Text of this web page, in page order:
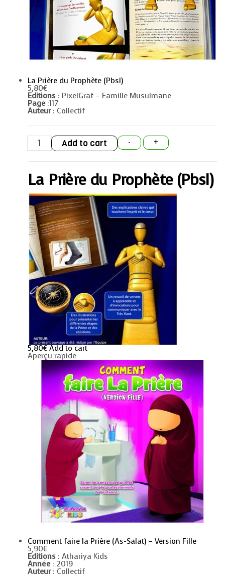
La Prière du Prophète (Pbsl)
5,80€
Editions : PixelGraf – Famille Musulmane
Page:117
Auteur : Collectif
-
La
Prière
du
quantity
+
Add to cart
La Prière du Prophète (Pbsl)
5,80€ Add to cart
Aperçu rapide
Comment faire la Prière (As-Salat) – Version Fille
5,90€
Editions : Athariya Kids
Année : 2019
Auteur : Collectif